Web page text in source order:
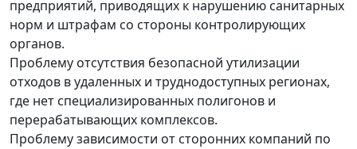
предприятий, приводящих к нарушению санитарных
норм и штрафам со стороны контролирующих
органов.
Проблему отсутствия безопасной утилизации
отходов в удаленных и труднодоступных регионах,
где нет специализированных полигонов и
перерабатывающих комплексов.
Проблему зависимости от сторонних компаний по